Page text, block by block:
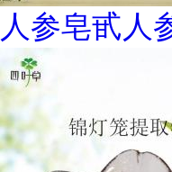
人参皂甙人